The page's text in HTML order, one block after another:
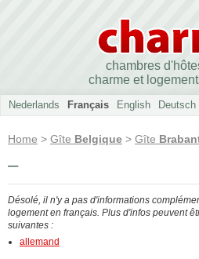
chambres
charme et
Nederlands Français English Deutsch
Home > Gîte Belgique > Gîte
–
Désolé, il n'y a pas d'informations
logement en français. Plus d'infos peuvent
suivantes :
allemand